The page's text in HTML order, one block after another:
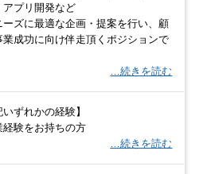
アプリ開発など
ーズに最適な企画・提案を行い、顧
業成功に向け伴走頂くポジションで
…続きを読む
いずれかの経験】
経験をお持ちの方
…続きを読む